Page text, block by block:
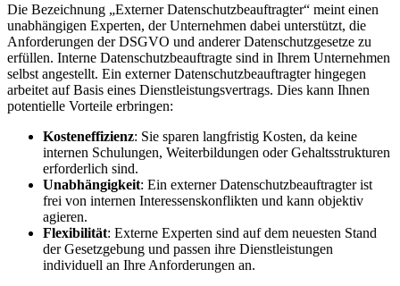
Die Bezeichnung „Externer Datenschutzbeauftragter“ meint einen
unabhängigen Experten, der Unternehmen dabei unterstützt, die
Anforderungen der DSGVO und anderer Datenschutzgesetze zu
erfüllen. Interne Datenschutzbeauftragte sind in Ihrem Unternehmen
selbst angestellt. Ein externer Datenschutzbeauftragter hingegen
arbeitet auf Basis eines Dienstleistungsvertrags. Dies kann Ihnen
potentielle Vorteile erbringen:
Kosteneffizienz: Sie sparen langfristig Kosten, da keine
internen Schulungen, Weiterbildungen oder Gehaltsstrukturen
erforderlich sind.
Unabhängigkeit: Ein externer Datenschutzbeauftragter ist
frei von internen Interessenskonflikten und kann objektiv
agieren.
Flexibilität: Externe Experten sind auf dem neuesten Stand
der Gesetzgebung und passen ihre Dienstleistungen
individuell an Ihre Anforderungen an.